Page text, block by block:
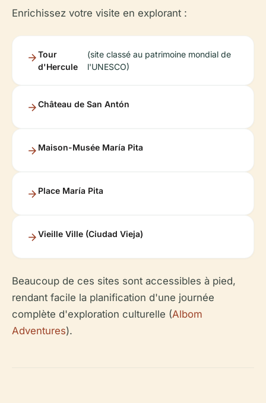
Enrichissez votre visite en explorant :
Tour
d'Hercule
(site classé au patrimoine mondial de
l'UNESCO)
Château de San Antón
Maison-Musée María Pita
Place María Pita
Vieille Ville (Ciudad Vieja)
Beaucoup de ces sites sont accessibles à pied,
rendant facile la planification d'une journée
complète d'exploration culturelle (Albom
Adventures).